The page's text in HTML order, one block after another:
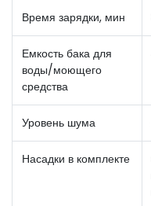
Время зарядки, мин
Емкость бака для
воды/моющего
средства
Уровень шума
Насадки в комплекте